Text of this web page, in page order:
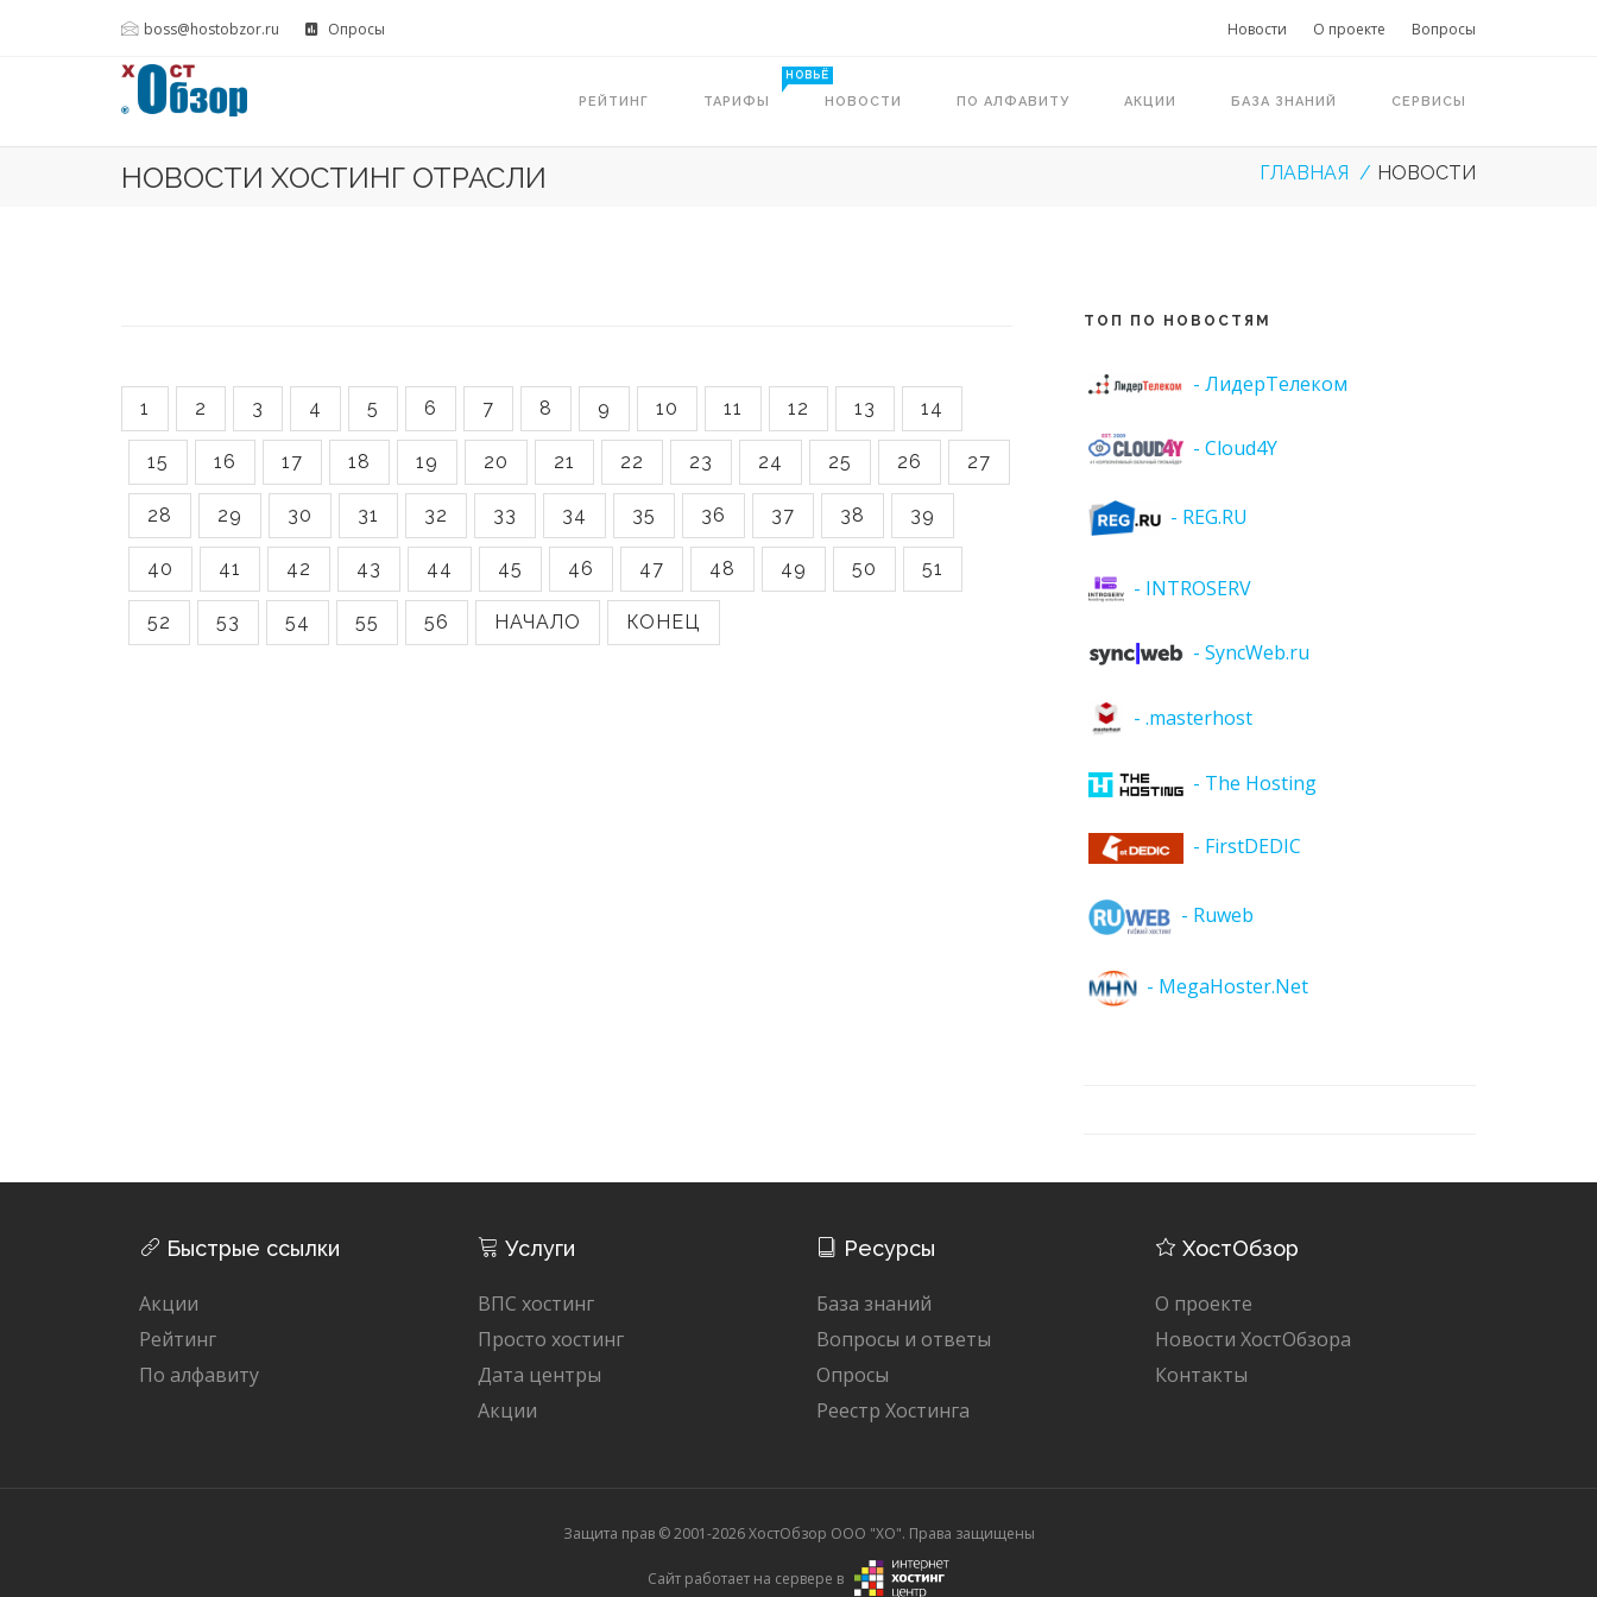
boss@hostobzor.ru Опросы Новости О проекте Вопросы
РЕЙТИНГ ТАРИФЫ
НОВЬЁ
НОВОСТИ ПО АЛФАВИТУ АКЦИИ БАЗА ЗНАНИЙ СЕРВИСЫ
НОВОСТИ ХОСТИНГ ОТРАСЛИ ГЛАВНАЯ НОВОСТИ
1 2 3 4 5 6 7 8 9 10 11 12 13 14
15 16 17 18 19 20 21 22 23 24 25 26 27
28 29 30 31 32 33 34 35 36 37 38 39
40 41 42 43 44 45 46 47 48 49 50 51
52 53 54 55 56 НАЧАЛО КОНЕЦ
ТОП ПО НОВОСТЯМ
- ЛидерТелеком
- Cloud4Y
- REG.RU
- INTROSERV
- SyncWeb.ru
- .masterhost
- The Hosting
- FirstDEDIC
- Ruweb
- MegaHoster.Net
Быстрые ссылки
Акции
Рейтинг
По алфавиту
Услуги
ВПС хостинг
Просто хостинг
Дата центры
Акции
Ресурсы
База знаний
Вопросы и ответы
Опросы
Реестр Хостинга
ХостОбзор
О проекте
Новости ХостОбзора
Контакты
Защита прав © 2001-2026 ХостОбзор ООО "XO". Права защищены
Сайт работает на сервере в